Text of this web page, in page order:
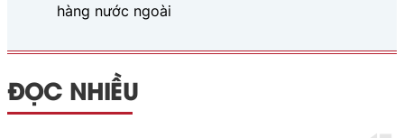
hàng nước ngoài
ĐỌC NHIỀU